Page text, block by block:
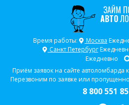
ЗАЙМ
АВТО
Время работы: Москва
Санкт Петербург
Ежедневно
Приём заявок на сайте автоломбарда
Перезвоним по заявке или
8 800 551